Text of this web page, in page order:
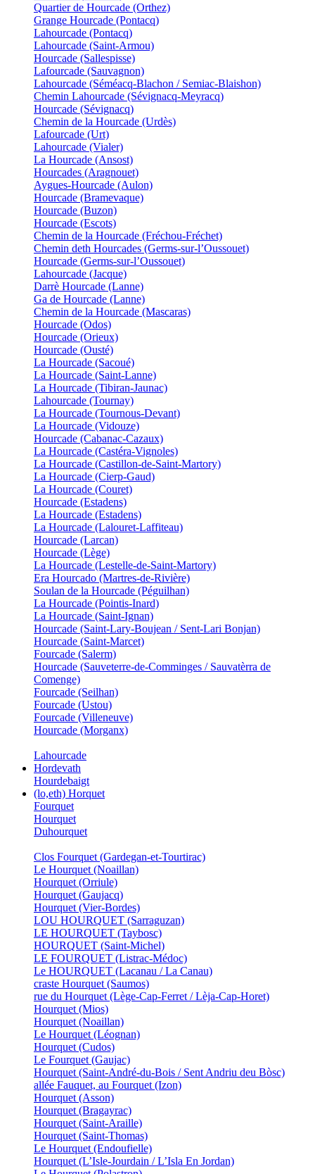
Quartier de Hourcade (Orthez)
Grange Hourcade (Pontacq)
Lahourcade (Pontacq)
Lahourcade (Saint-Armou)
Hourcade (Sallespisse)
Lafourcade (Sauvagnon)
Lahourcade (Séméacq-Blachon / Semiac-Blaishon)
Chemin Lahourcade (Sévignacq-Meyracq)
Hourcade (Sévignacq)
Chemin de la Hourcade (Urdès)
Lafourcade (Urt)
Lahourcade (Vialer)
La Hourcade (Ansost)
Hourcades (Aragnouet)
Aygues-Hourcade (Aulon)
Hourcade (Bramevaque)
Hourcade (Buzon)
Hourcade (Escots)
Chemin de la Hourcade (Fréchou-Fréchet)
Chemin deth Hourcades (Germs-sur-l’Oussouet)
Hourcade (Germs-sur-l’Oussouet)
Lahourcade (Jacque)
Darrè Hourcade (Lanne)
Ga de Hourcade (Lanne)
Chemin de la Hourcade (Mascaras)
Hourcade (Odos)
Hourcade (Orieux)
Hourcade (Ousté)
La Hourcade (Sacoué)
La Hourcade (Saint-Lanne)
La Hourcade (Tibiran-Jaunac)
Lahourcade (Tournay)
La Hourcade (Tournous-Devant)
La Hourcade (Vidouze)
Hourcade (Cabanac-Cazaux)
La Hourcade (Castéra-Vignoles)
La Hourcade (Castillon-de-Saint-Martory)
La Hourcade (Cierp-Gaud)
La Hourcade (Couret)
Hourcade (Estadens)
La Hourcade (Estadens)
La Hourcade (Lalouret-Laffiteau)
Hourcade (Larcan)
Hourcade (Lège)
La Hourcade (Lestelle-de-Saint-Martory)
Era Hourcado (Martres-de-Rivière)
Soulan de la Hourcade (Péguilhan)
La Hourcade (Pointis-Inard)
La Hourcade (Saint-Ignan)
Hourcade (Saint-Lary-Boujean / Sent-Lari Bonjan)
Hourcade (Saint-Marcet)
Fourcade (Salerm)
Hourcade (Sauveterre-de-Comminges / Sauvatèrra de
Comenge)
Fourcade (Seilhan)
Fourcade (Ustou)
Fourcade (Villeneuve)
Hourcade (Morganx)
Lahourcade
Hordevath
Hourdebaigt
(lo,eth) Horquet
Fourquet
Hourquet
Duhourquet
Clos Fourquet (Gardegan-et-Tourtirac)
Le Hourquet (Noaillan)
Hourquet (Orriule)
Hourquet (Gaujacq)
Hourquet (Vier-Bordes)
LOU HOURQUET (Sarraguzan)
LE HOURQUET (Taybosc)
HOURQUET (Saint-Michel)
LE FOURQUET (Listrac-Médoc)
Le HOURQUET (Lacanau / La Canau)
craste Hourquet (Saumos)
rue du Hourquet (Lège-Cap-Ferret / Lèja-Cap-Horet)
Hourquet (Mios)
Hourquet (Noaillan)
Le Hourquet (Léognan)
Hourquet (Cudos)
Le Fourquet (Gaujac)
Hourquet (Saint-André-du-Bois / Sent Andriu deu Bòsc)
allée Fauquet, au Fourquet (Izon)
Hourquet (Asson)
Hourquet (Bragayrac)
Hourquet (Saint-Araille)
Hourquet (Saint-Thomas)
Le Hourquet (Endoufielle)
Hourquet (L’Isle-Jourdain / L’Isla En Jordan)